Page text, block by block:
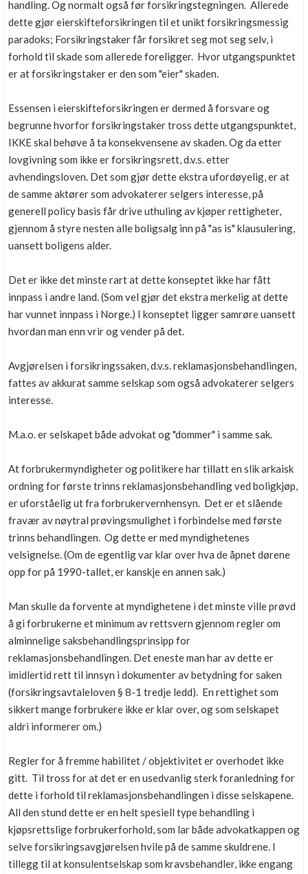
handling. Og normalt også før forsikringstegningen. Allerede
dette gjør eierskifteforsikringen til et unikt forsikringsmessig
paradoks; Forsikringstaker får forsikret seg mot seg selv, i
forhold til skade som allerede foreligger. Hvor utgangspunktet
er at forsikringstaker er den som "eier" skaden.
Essensen i eierskifteforsikringen er dermed å forsvare og
begrunne hvorfor forsikringstaker tross dette utgangspunktet,
IKKE skal behøve å ta konsekvensene av skaden. Og da etter
lovgivning som ikke er forsikringsrett, d.v.s. etter
avhendingsloven. Det som gjør dette ekstra ufordøyelig, er at
de samme aktører som advokaterer selgers interesse, på
generell policy basis får drive uthuling av kjøper rettigheter,
gjennom å styre nesten alle boligsalg inn på "as is" klausulering,
uansett boligens alder.
Det er ikke det minste rart at dette konseptet ikke har fått
innpass i andre land. (Som vel gjør det ekstra merkelig at dette
har vunnet innpass i Norge.) I konseptet ligger samrøre uansett
hvordan man enn vrir og vender på det.
Avgjørelsen i forsikringssaken, d.v.s. reklamasjonsbehandlingen,
fattes av akkurat samme selskap som også advokaterer selgers
interesse.
M.a.o. er selskapet både advokat og "dommer" i samme sak.
At forbrukermyndigheter og politikere har tillatt en slik arkaisk
ordning for første trinns reklamasjonsbehandling ved boligkjøp,
er uforståelig ut fra forbrukervernhensyn. Det er et slående
fravær av nøytral prøvingsmulighet i forbindelse med første
trinns behandlingen. Og dette er med myndighetenes
velsignelse. (Om de egentlig var klar over hva de åpnet dørene
opp for på 1990-tallet, er kanskje en annen sak.)
Man skulle da forvente at myndighetene i det minste ville prøvd
å gi forbrukerne et minimum av rettsvern gjennom regler om
alminnelige saksbehandlingsprinsipp for
reklamasjonsbehandlingen. Det eneste man har av dette er
imidlertid rett til innsyn i dokumenter av betydning for saken
(forsikringsavtaleloven § 8-1 tredje ledd). En rettighet som
sikkert mange forbrukere ikke er klar over, og som selskapet
aldri informerer om.)
Regler for å fremme habilitet / objektivitet er overhodet ikke
gitt. Til tross for at det er en usedvanlig sterk foranledning for
dette i forhold til reklamasjonsbehandlingen i disse selskapene.
All den stund dette er en helt spesiell type behandling i
kjøpsrettslige forbrukerforhold, som lar både advokatkappen og
selve forsikringsavgjørelsen hvile på de samme skuldrene. I
tillegg til at konsulentselskap som kravsbehandler, ikke engang